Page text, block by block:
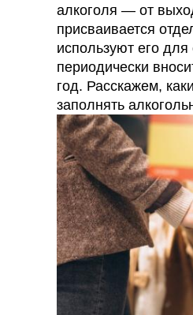
алкоголя — от
присваивается
используют его
периодически
год. Расскажем,
заполнять